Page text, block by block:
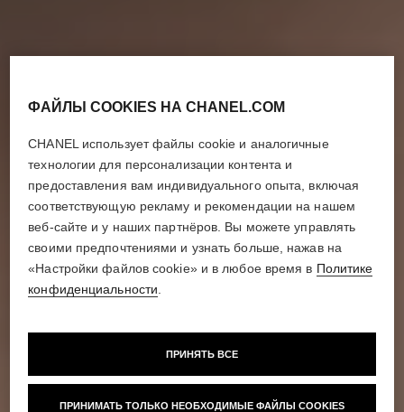
КАК НАУЧИТЬСЯ
ИСКУСНО ПОЛЬЗОВАТЬСЯ
ФАЙЛЫ COOKIES НА CHANEL.COM
CHANEL использует файлы cookie и аналогичные
технологии для персонализации контента и
предоставления вам индивидуального опыта, включая
соответствующую рекламу и рекомендации на нашем
веб-сайте и у наших партнёров. Вы можете управлять
своими предпочтениями и узнать больше, нажав на
«Настройки файлов cookie» и в любое время в Политике
конфиденциальности
ПРИНИМАТЬ ТОЛЬКО НЕОБХОДИМЫЕ ФАЙЛЫ COOKIES
ПРИНЯТЬ ВСЕ